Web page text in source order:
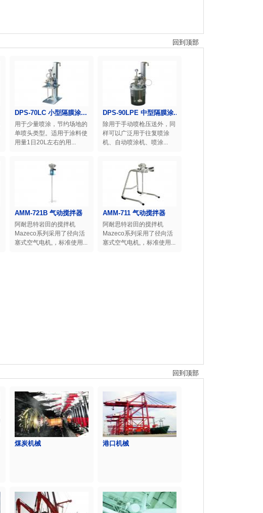
回到顶部
DPS-70LC 小型隔膜涂...
用于少量喷涂，节约场地的
单喷头类型。适用于涂料使
用量1日20L左右的用...
DPS-90LPE 中型隔膜涂...
除用于手动喷枪压送外，同
样可以广泛用于往复喷涂
机、自动喷涂机、喷涂...
AMM-721B 气动搅拌器
阿耐思特岩田的搅拌机
Mazeco系列采用了径向活
塞式空气电机,，标准使用...
AMM-711 气动搅拌器
阿耐思特岩田的搅拌机
Mazeco系列采用了径向活
塞式空气电机,，标准使用...
回到顶部
煤炭机械 港口机械